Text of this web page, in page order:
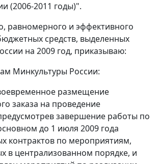
(2006-2011 годы)".
равномерного и эффективного
средств, выделенных
на 2009 год, приказываю:
Минкультуры России:
размещение
заказа на проведение
завершение работы по
до 1 июля 2009 года
контрактов по мероприятиям,
в централизованном порядке, и